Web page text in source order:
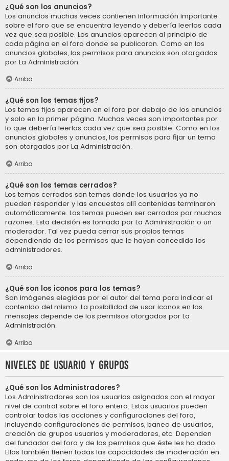
¿Qué son los anuncios?
Los anuncios muchas veces contienen información importante
sobre el foro que se encuentra leyendo y debería leerlos cada
vez que sea posible. Los anuncios aparecen al principio de
cada página en el foro donde se publicaron. Como en los
anuncios globales, los permisos para anuncios son otorgados
por La Administración.
Arriba
¿Qué son los temas fijos?
Los temas fijos aparecen en el foro por debajo de los anuncios
y solo en la primer página. Muchas veces son importantes por
lo que debería leerlos cada vez que sea posible. Como en los
anuncios globales y anuncios, los permisos para fijar un tema
son otorgados por La Administración.
Arriba
¿Qué son los temas cerrados?
Los temas cerrados son temas donde los usuarios ya no
pueden responder y las encuestas allí contenidas terminaron
automáticamente. Los temas pueden ser cerrados por muchas
razones. Esta decisión es tomada por La Administración o un
moderador. Tal vez pueda cerrar sus propios temas
dependiendo de los permisos que le hayan concedido los
administradores.
Arriba
¿Qué son los iconos para los temas?
Son imágenes elegidas por el autor del tema para indicar el
contenido del mismo. La posibilidad de usar iconos en los
mensajes depende de los permisos otorgados por La
Administración.
Arriba
Niveles de usuario y grupos
¿Qué son los Administradores?
Los Administradores son los usuarios asignados con el mayor
nivel de control sobre el foro entero. Estos usuarios pueden
controlar todas las acciones y configuraciones del foro,
incluyendo configuraciones de permisos, baneo de usuarios,
creación de grupos usuarios y moderadores, etc. Dependen
del fundador del foro y de los permisos que éste les ha dado.
Ellos también tienen todas las capacidades de moderación en